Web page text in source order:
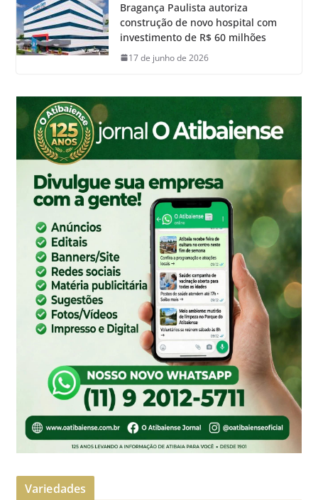
Bragança Paulista autoriza
construção de novo hospital com
investimento de R$ 60 milhões
17 de junho de 2026
Variedades